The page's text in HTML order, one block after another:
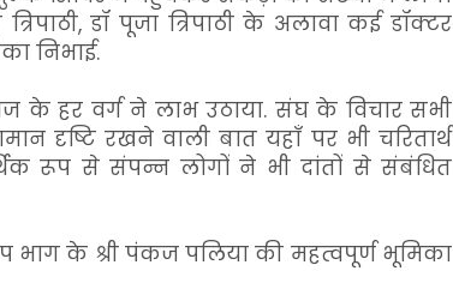
डॉ पूजा त्रिपाठी के अलावा कई डॉक्टर
निभाई.
के हर वर्ग ने लाभ उठाया. संघ के विचार सभी
रखने वाली बात यहाँ पर भी चरितार्थ
रूप से संपन्न लोगों ने भी दांतों से संबंधित
के श्री पंकज पलिया की महत्वपूर्ण भूमिका